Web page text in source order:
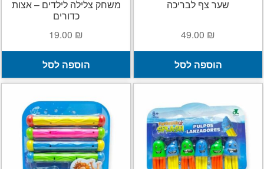
שער צף לבריכה
49.00 ₪
הוספה לסל
משחק צלילה לילדים – אצות
כדורים
19.00 ₪
הוספה לסל